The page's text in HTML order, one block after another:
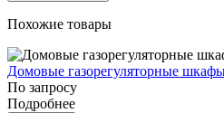
Похожие товары
Домовые газорегуляторные
По запросу
Подробнее